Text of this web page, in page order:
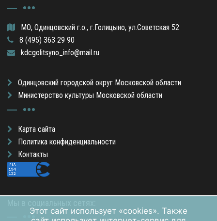
МО, Одинцовский г.о., г.Голицыно, ул.Советская 52
8 (495) 363 29 90
kdcgolitsyno_info@mail.ru
Одинцовский городской округ Московской области
Министерство культуры Московской области
Карта сайта
Политика конфиденциальности
Контакты
Этот сайт использует «cookies». Также